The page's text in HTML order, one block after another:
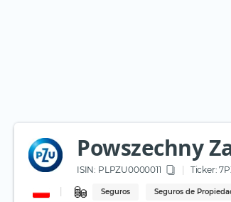
Powszechny
ISIN: PLPZU0000011 Ticker:
Seguros Seguros de